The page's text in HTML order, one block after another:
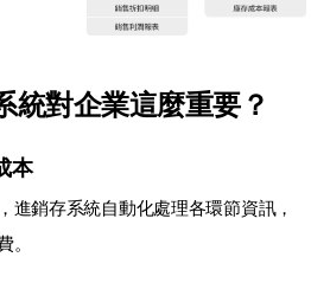
統對企業這麼重要？
本
進銷存系統自動化處理各環節資訊，
。